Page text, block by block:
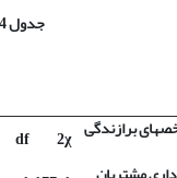
جدول 4.
برازندگی 2χ
df